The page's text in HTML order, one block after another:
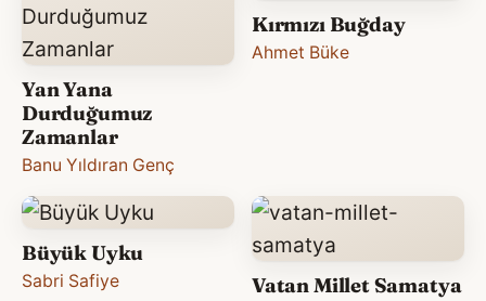
Yan Yana
Durduğumuz
Zamanlar
Banu Yıldıran Genç
Kırmızı Buğday
Ahmet Büke
Büyük Uyku
Sabri Safiye Vatan Millet Samatya